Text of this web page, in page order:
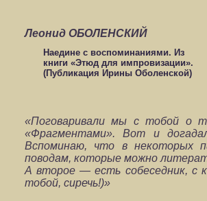
Леонид ОБОЛЕНСКИЙ
Наедине с воспоминаниями. Из
книги «Этюд для импровизации».
(Публикация Ирины Оболенской)
«Поговаривали мы с тобой о
«Фрагментами».
Вот и
Вспоминаю, что в некоторых
поводам, которые можно
А второе — есть собеседник, с
тобой, сиречь!)»